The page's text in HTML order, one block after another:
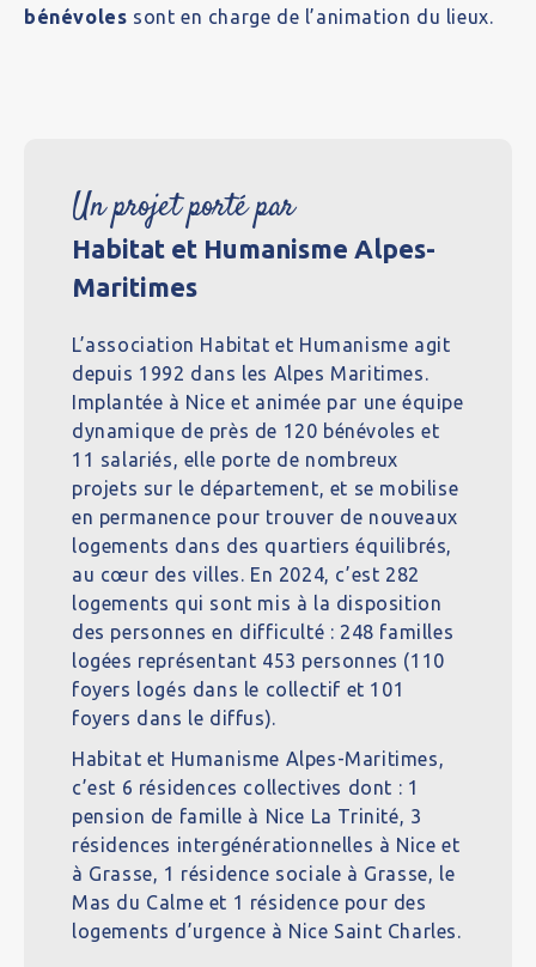
bénévoles sont en charge de l’animation du lieux.
Un projet porté par
Habitat et Humanisme Alpes-
Maritimes
L’association Habitat et Humanisme agit
depuis 1992 dans les Alpes Maritimes.
Implantée à Nice et animée par une équipe
dynamique de près de 120 bénévoles et
11 salariés, elle porte de nombreux
projets sur le département, et se mobilise
en permanence pour trouver de nouveaux
logements dans des quartiers équilibrés,
au cœur des villes. En 2024, c’est 282
logements qui sont mis à la disposition
des personnes en difficulté : 248 familles
logées représentant 453 personnes (110
foyers logés dans le collectif et 101
foyers dans le diffus).
Habitat et Humanisme Alpes-Maritimes,
c’est 6 résidences collectives dont : 1
pension de famille à Nice La Trinité, 3
résidences intergénérationnelles à Nice et
à Grasse, 1 résidence sociale à Grasse, le
Mas du Calme et 1 résidence pour des
logements d’urgence à Nice Saint Charles.